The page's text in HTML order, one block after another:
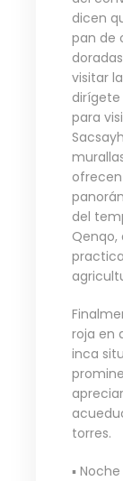
dicen
pan de
visitar
dirígete
para
del
Qenqo,
roja en
inca
torres.
▪